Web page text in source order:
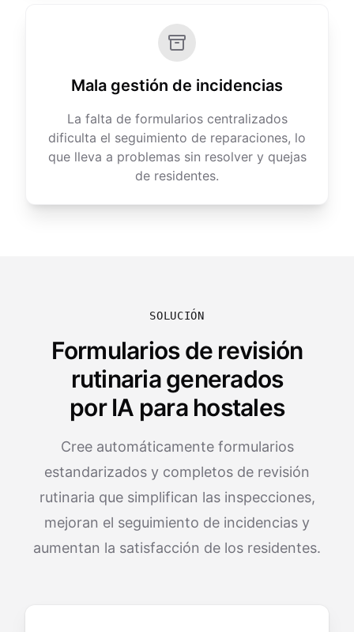
Mala gestión de incidencias
La falta de formularios centralizados
dificulta el seguimiento de reparaciones, lo
que lleva a problemas sin resolver y quejas
de residentes.
SOLUCIÓN
Formularios de revisión
rutinaria generados
por IA para hostales
Cree automáticamente formularios
estandarizados y completos de revisión
rutinaria que simplifican las inspecciones,
mejoran el seguimiento de incidencias y
aumentan la satisfacción de los residentes.